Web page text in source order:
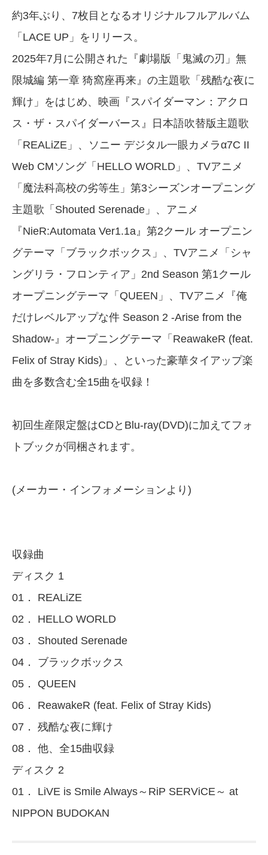
約3年ぶり、7枚目となるオリジナルフルアルバム
「LACE UP」をリリース。
2025年7月に公開された『劇場版「鬼滅の刃」無
限城編 第一章 猗窩座再来』の主題歌「残酷な夜に
輝け」をはじめ、映画『スパイダーマン：アクロ
ス・ザ・スパイダーバース』日本語吹替版主題歌
「REALiZE」、ソニー デジタル一眼カメラα7C II
Web CMソング「HELLO WORLD」、TVアニメ
「魔法科高校の劣等生」第3シーズンオープニング
主題歌「Shouted Serenade」、アニメ
『NieR:Automata Ver1.1a』第2クール オープニン
グテーマ「ブラックボックス」、TVアニメ「シャ
ングリラ・フロンティア」2nd Season 第1クール
オープニングテーマ「QUEEN」、TVアニメ『俺
だけレベルアップな件 Season 2 -Arise from the
Shadow-』オープニングテーマ「ReawakeR (feat.
Felix of Stray Kids)」、といった豪華タイアップ楽
曲を多数含む全15曲を収録！
初回生産限定盤はCDとBlu-ray(DVD)に加えてフォ
トブックが同梱されます。
(メーカー・インフォメーションより)
収録曲
ディスク 1
01． REALiZE
02． HELLO WORLD
03． Shouted Serenade
04． ブラックボックス
05． QUEEN
06． ReawakeR (feat. Felix of Stray Kids)
07． 残酷な夜に輝け
08． 他、全15曲収録
ディスク 2
01． LiVE is Smile Always～RiP SERViCE～ at
NIPPON BUDOKAN